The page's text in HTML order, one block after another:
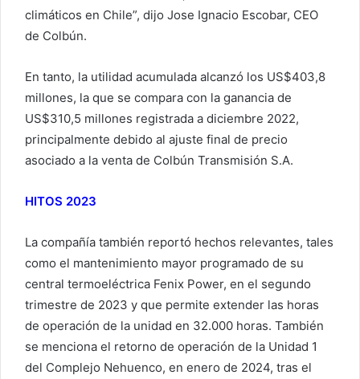
climáticos en Chile”, dijo Jose Ignacio Escobar, CEO
de Colbún.
En tanto, la utilidad acumulada alcanzó los US$403,8
millones, la que se compara con la ganancia de
US$310,5 millones registrada a diciembre 2022,
principalmente debido al ajuste final de precio
asociado a la venta de Colbún Transmisión S.A.
HITOS 2023
La compañía también reportó hechos relevantes, tales
como el mantenimiento mayor programado de su
central termoeléctrica Fenix Power, en el segundo
trimestre de 2023 y que permite extender las horas
de operación de la unidad en 32.000 horas. También
se menciona el retorno de operación de la Unidad 1
del Complejo Nehuenco, en enero de 2024, tras el